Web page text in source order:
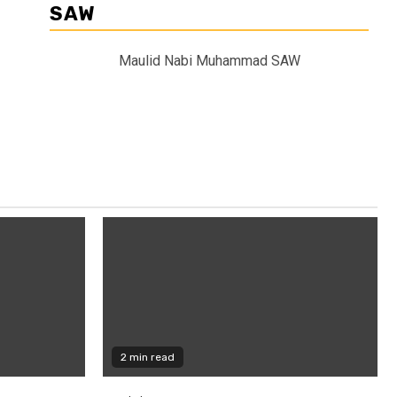
SAW
Maulid Nabi Muhammad SAW
2 min read